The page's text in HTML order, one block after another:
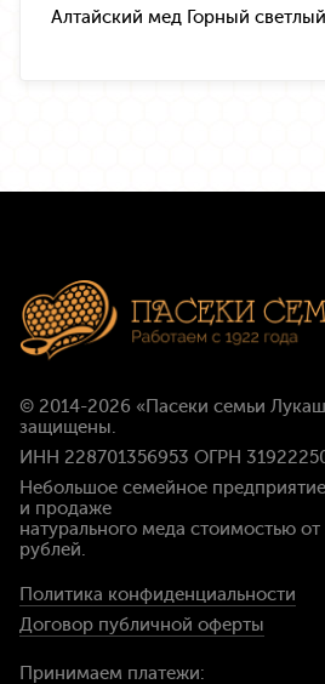
Алтайский мед Горный
© 2014-2026 «Пасеки семьи
защищены.
ИНН 228701356953 ОГРН
Небольшое семейное
и продаже
натурального меда стоимостью от
рублей
Политика конфиденциальности
Договор публичной оферты
Принимаем платежи: